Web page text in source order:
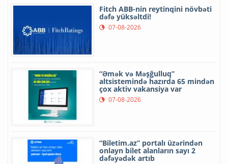
Fitch ABB-nin reytinqini növbəti
dəfə yüksəltdi!
07-08-2026
“Əmək və Məşğulluq”
altsistemində hazırda 65 mindən
çox aktiv vakansiya var
07-08-2026
“Biletim.az” portalı üzərindən
onlayn bilet alanların sayı 2
dəfəyədək artıb